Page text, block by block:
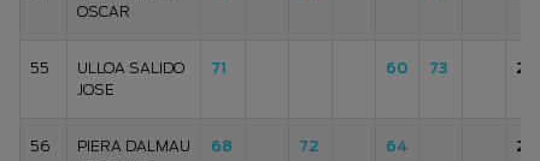
OSCAR
55
ULLOA SALIDO
JOSE
71 60 73
56
PIERA DALMAU
68 72 64